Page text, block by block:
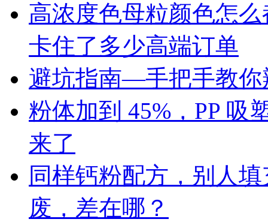
高浓度色母粒颜色怎
卡住了多少高端订单
避坑指南—手把手教你
粉体加到 45%，PP 吸
来了
同样钙粉配方，别人
废，差在哪？